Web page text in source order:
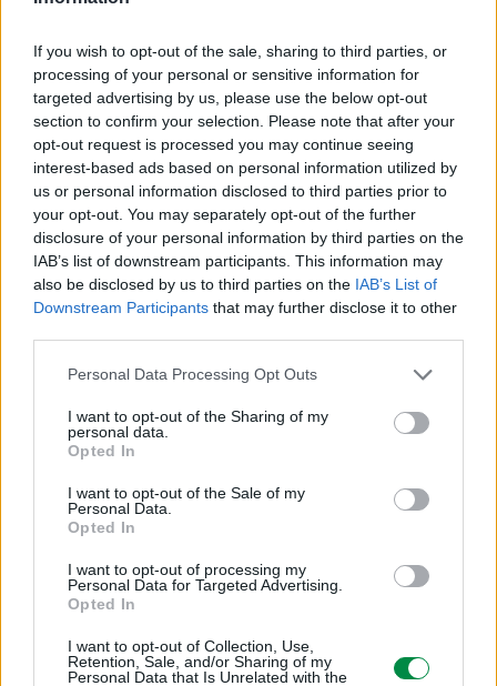
If you wish to opt-out of the sale, sharing to third parties, or
processing of your personal or sensitive information for
targeted advertising by us, please use the below opt-out
section to confirm your selection. Please note that after your
opt-out request is processed you may continue seeing
interest-based ads based on personal information utilized by
us or personal information disclosed to third parties prior to
your opt-out. You may separately opt-out of the further
disclosure of your personal information by third parties on the
IAB’s list of downstream participants. This information may
also be disclosed by us to third parties on the IAB’s List of
Downstream Participants that may further disclose it to other
Personal Data Processing Opt Outs
I want to opt-out of the Sharing of my
personal data.
Opted In
I want to opt-out of the Sale of my
Personal Data.
Opted In
I want to opt-out of processing my
Personal Data for Targeted Advertising.
Opted In
I want to opt-out of Collection, Use,
Retention, Sale, and/or Sharing of my
Personal Data that Is Unrelated with the
Informacje handlowe
Kod producenta
12A6860
Dane producenta
Lexmark International Technology S.a.r.l.
Route de Pre-Bois Case Postale 508 15
CH-1215 Geneve Szwajcaria
lexmark.com
Lexmark International Polska Sp. z o.o.
02-675 Warszawa
info_pl@lexmark.com
https://www.lexmark.com/pl_pl.html
Pomoc techniczna